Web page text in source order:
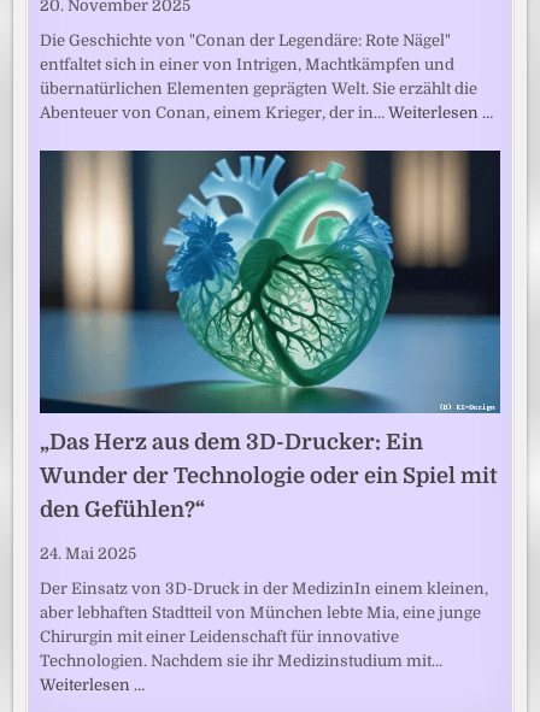
20. November 2025
Die Geschichte von "Conan der Legendäre: Rote Nägel"
entfaltet sich in einer von Intrigen, Machtkämpfen und
übernatürlichen Elementen geprägten Welt. Sie erzählt die
Abenteuer von Conan, einem Krieger, der in…Weiterlesen …
„Das Herz aus dem 3D-Drucker: Ein
Wunder der Technologie oder ein Spiel mit
den Gefühlen?“
24. Mai 2025
Der Einsatz von 3D-Druck in der MedizinIn einem kleinen,
aber lebhaften Stadtteil von München lebte Mia, eine junge
Chirurgin mit einer Leidenschaft für innovative
Technologien. Nachdem sie ihr Medizinstudium mit…
Weiterlesen …